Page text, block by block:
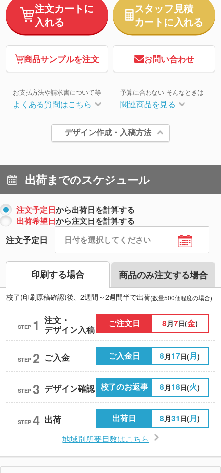
注文カートに
入れる
スタッフ見積
カートに入れる
商品サンプルを注文 お問い合わせ
お支払方法や請求書について等
よくある質問はこちら
予算に合わない そんなときは
関連商品を見る
デザイン作成・入稿方法
出荷までのスケジュール
注文予定日から出荷日を計算する
出荷希望日から注文日を計算する
注文予定日
印刷する場合 商品のみ注文する場合
校了(印刷原稿確認)後、2週間～2週間半で出荷(数量500個程度の場合)
STEP 1 注文・
デザイン入稿
ご注文日 8月7日(金)
STEP 2 ご入金 ご入金日 8 月17日(月)
STEP 3 デザイン確認 校了のお返事 8 月18日(火)
STEP 4 出荷 出荷日 8月31 日(月)
地域別所要日数はこちら